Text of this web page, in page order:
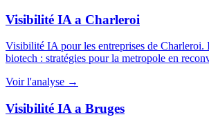
Visibilité IA a Charleroi
Visibilité IA pour les entreprises de Charleroi.
biotech : stratégies pour la metropole en
Voir l'analyse →
Visibilité IA a Bruges